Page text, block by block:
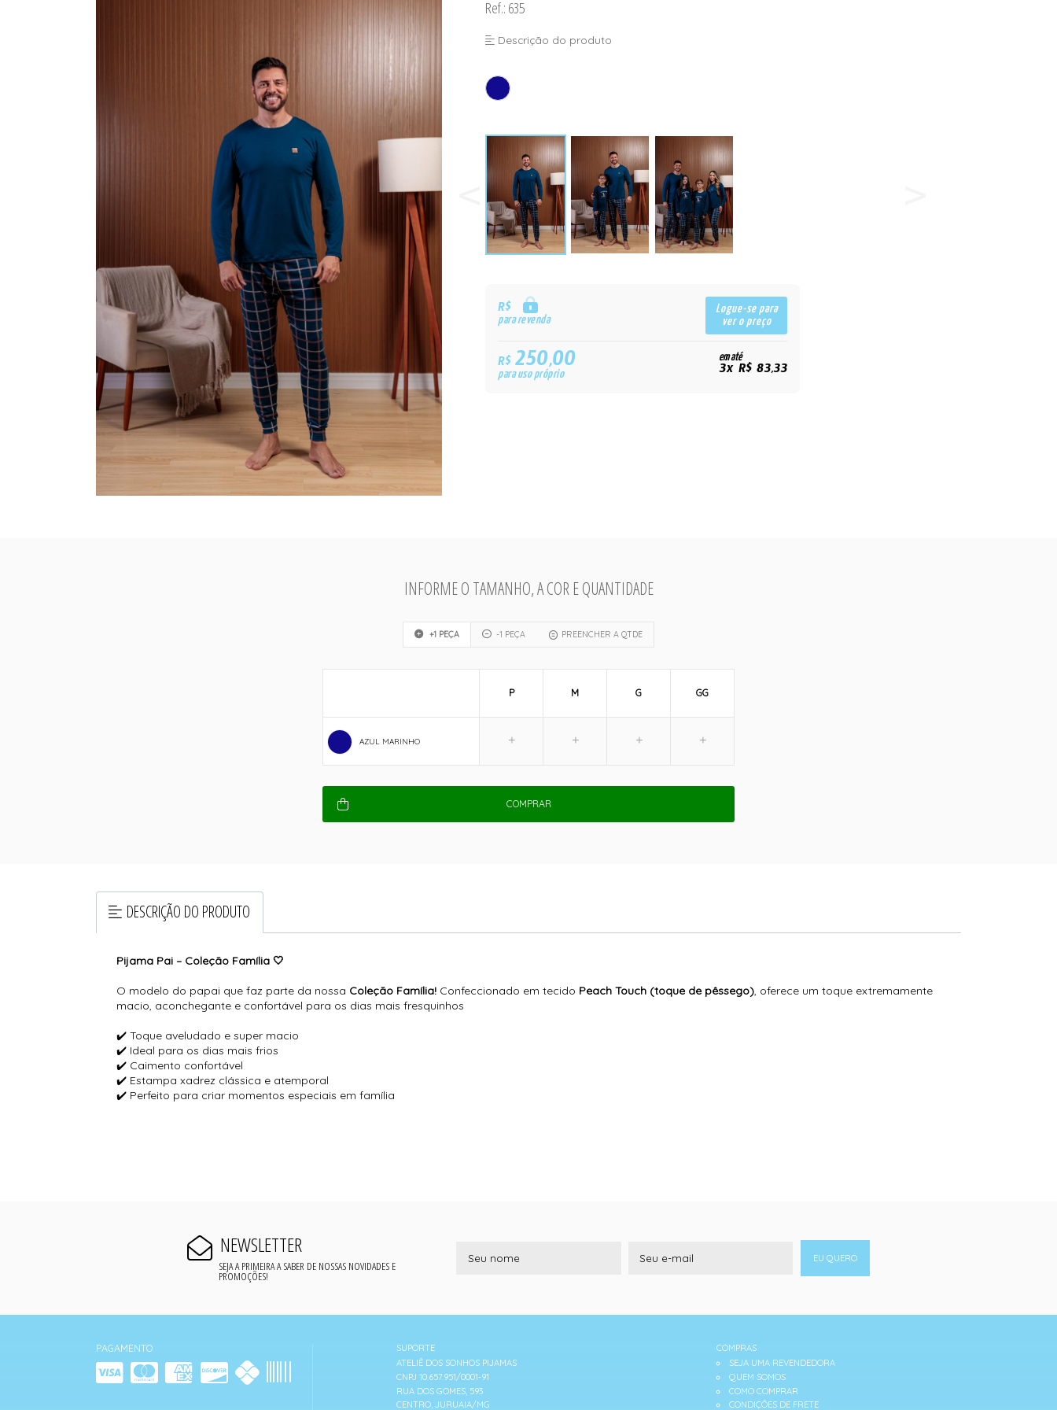
Ref.: 635
Descrição do produto
R$
para revenda
Logue-se para
ver o preço
R$250,00
para uso próprio
em até
3x R$ 83,33
INFORME O TAMANHO, A COR E QUANTIDADE
+1 PEÇA -1 PEÇA PREENCHER A QTDE
AZUL MARINHO
P M G GG
COMPRAR
DESCRIÇÃO DO PRODUTO
Pijama Pai – Coleção Família 🤍
O modelo do papai que faz parte da nossa Coleção Família! Confeccionado em tecido Peach Touch (toque de pêssego), oferece um toque extremamente
macio, aconchegante e confortável para os dias mais fresquinhos
✔️ Toque aveludado e super macio
✔️ Ideal para os dias mais frios
✔️ Caimento confortável
✔️ Estampa xadrez clássica e atemporal
✔️ Perfeito para criar momentos especiais em família
NEWSLETTER
SEJA A PRIMEIRA A SABER DE NOSSAS NOVIDADES E
PROMOÇÕES!
EU QUERO
PAGAMENTO
SUPORTE
ATELIÊ DOS SONHOS PIJAMAS
CNPJ 10.657.951/0001-91
RUA DOS GOMES, 593
CENTRO, JURUAIA/MG
COMPRAS
SEJA UMA REVENDEDORA
QUEM SOMOS
COMO COMPRAR
CONDIÇÕES DE FRETE